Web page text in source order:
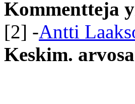
Kommentteja
[2] -Antti
Keskim.